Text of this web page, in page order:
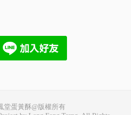
堂蛋黃酥@版權所有